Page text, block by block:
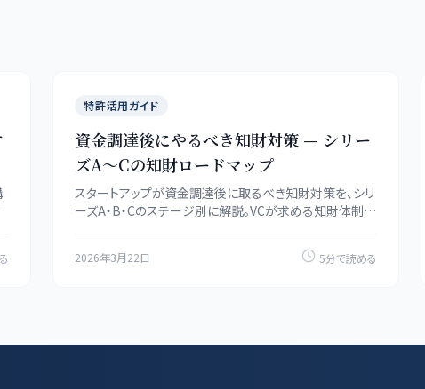
特許活用ガイド
資金調達後にやるべき知財対策 — シリー
ズA〜Cの知財ロードマップ
スタートアップが資金調達後に取るべき知財対策を、シリ
ーズA・B・Cのステージ別に解説。VCが求める知財体制、
2026年3月22日 5分で読める